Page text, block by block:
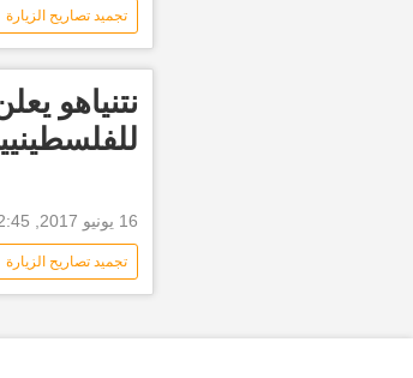
تجميد تصاريح الزيارة
تأشيرة دخول
نتنياهو
16 يونيو 2017, 22:45 GMT
تجميد تصاريح الزيارة
أخبار إسرائيل اليوم